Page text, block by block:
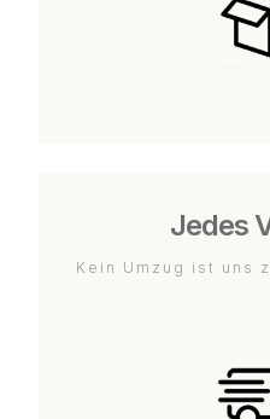
Jedes
Kein Umzug ist uns